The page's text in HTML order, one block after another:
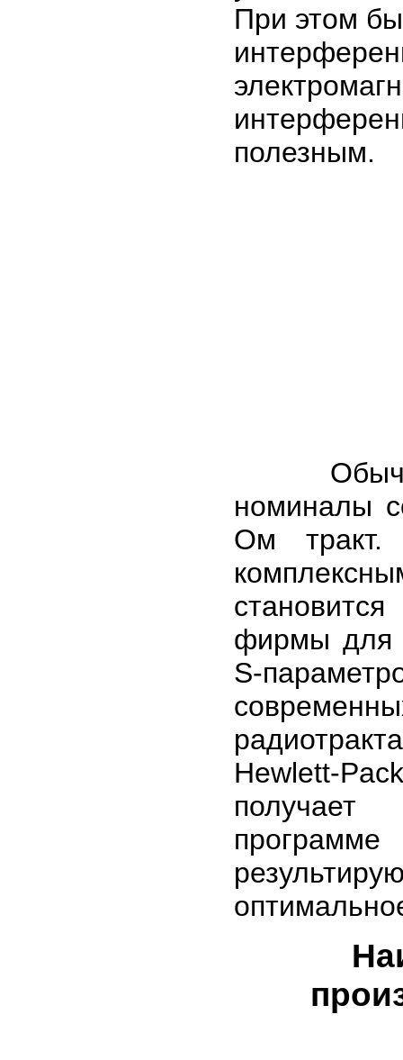
При этом
полезным.
Обычно
номиналы
Ом
фирмы для
S-
Hewlett-
получает